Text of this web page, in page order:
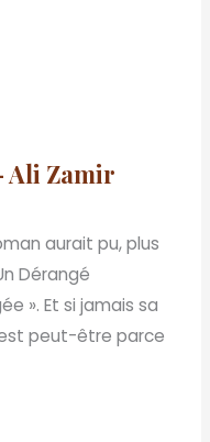
Ali Zamir
aurait pu, plus
Dérangé
». Et si jamais sa
peut-être parce